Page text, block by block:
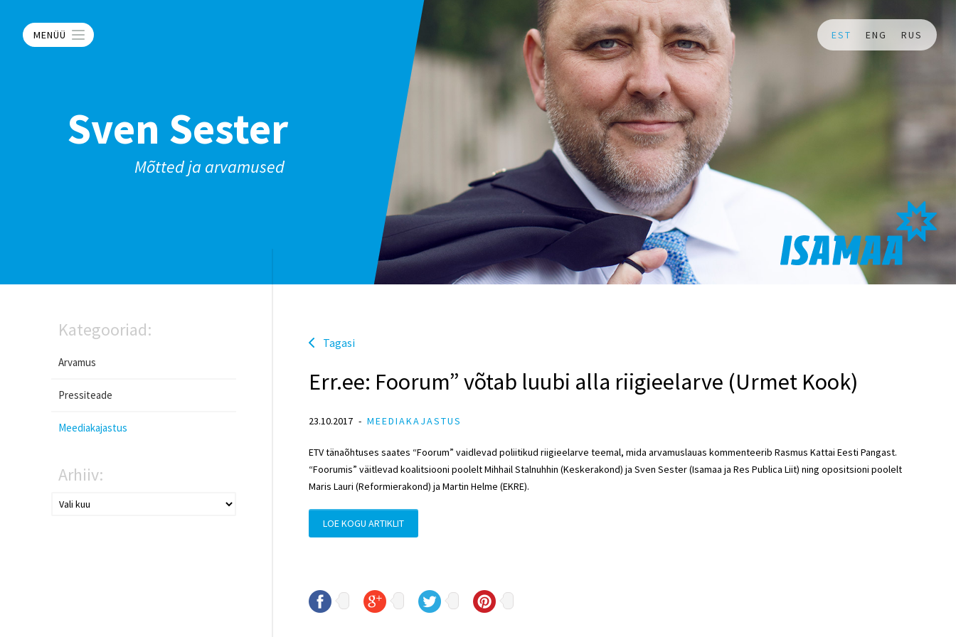
MENÜÜ EST ENG RUS
Sven Sester
Mõtted ja arvamused
Kategooriad:
Arvamus
Pressiteade
Meediakajastus
Arhiiv:
Tagasi
Err.ee: Foorum” võtab luubi alla riigieelarve (Urmet Kook)
23.10.2017 MEEDIAKAJASTUS
ETV tänaõhtuses saates “Foorum” vaidlevad poliitikud riigieelarve teemal, mida arvamuslauas kommenteerib Rasmus Kattai Eesti Pangast.
“Foorumis” väitlevad koalitsiooni poolelt Mihhail Stalnuhhin (Keskerakond) ja Sven Sester (Isamaa ja Res Publica Liit) ning opositsioni poolelt
Maris Lauri (Reformierakond) ja Martin Helme (EKRE).
LOE KOGU ARTIKLIT